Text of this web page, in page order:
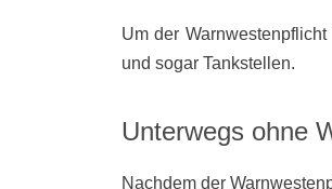
Um der
und sogar Tankstellen.
Unterwegs ohne
Nachdem der